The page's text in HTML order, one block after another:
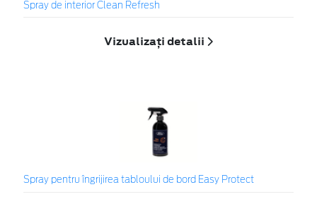
Spray de interior Clean Refresh
Vizualizați detalii
Spray pentru îngrijirea tabloului de bord Easy Protect